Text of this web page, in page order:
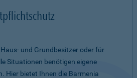
und Grundbesitzer oder für
Situationen benötigen eigene
Hier bietet Ihnen die Barmenia